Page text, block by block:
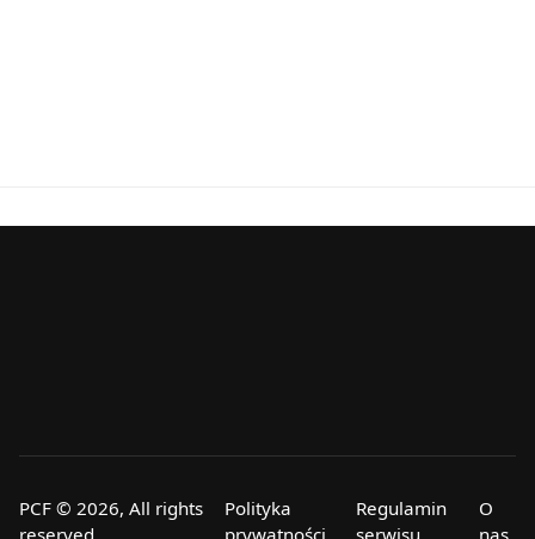
PCF © 2026, All rights
reserved.
Polityka
prywatności
Regulamin
serwisu
O
nas